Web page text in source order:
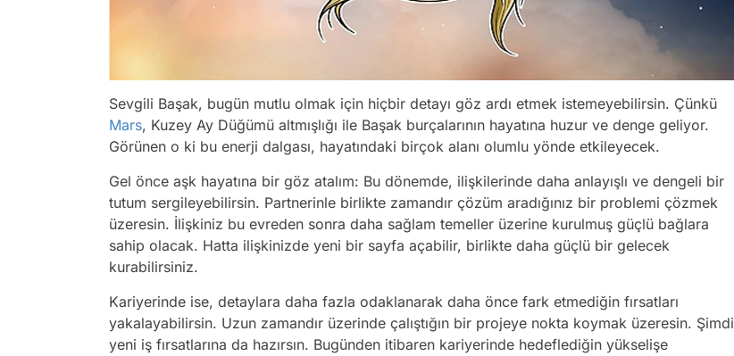
Sevgili Başak, bugün mutlu olmak için hiçbir detayı göz ardı etmek istemeyebilirsin. Çünkü
Mars, Kuzey Ay Düğümü altmışlığı ile Başak burçalarının hayatına huzur ve denge geliyor.
Görünen o ki bu enerji dalgası, hayatındaki birçok alanı olumlu yönde etkileyecek.
Gel önce aşk hayatına bir göz atalım: Bu dönemde, ilişkilerinde daha anlayışlı ve dengeli bir
tutum sergileyebilirsin. Partnerinle birlikte zamandır çözüm aradığınız bir problemi çözmek
üzeresin. İlişkiniz bu evreden sonra daha sağlam temeller üzerine kurulmuş güçlü bağlara
sahip olacak. Hatta ilişkinizde yeni bir sayfa açabilir, birlikte daha güçlü bir gelecek
kurabilirsiniz.
Kariyerinde ise, detaylara daha fazla odaklanarak daha önce fark etmediğin fırsatları
yakalayabilirsin. Uzun zamandır üzerinde çalıştığın bir projeye nokta koymak üzeresin. Şimdi
yeni iş fırsatlarına da hazırsın. Bugünden itibaren kariyerinde hedeflediğin yükselişe